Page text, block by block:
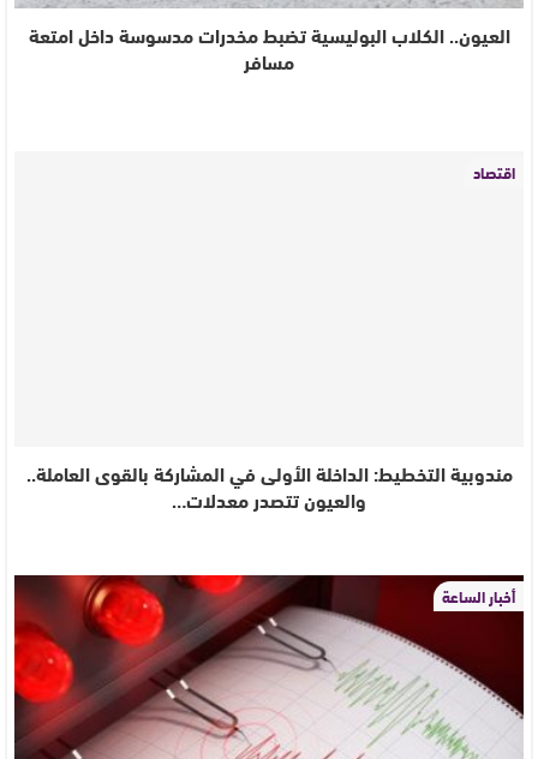
العيون.. الكلاب البوليسية تضبط مخدرات مدسوسة داخل امتعة
مسافر
اقتصاد
مندوبية التخطيط: الداخلة الأولى في المشاركة بالقوى العاملة..
والعيون تتصدر معدلات…
أخبار الساعة